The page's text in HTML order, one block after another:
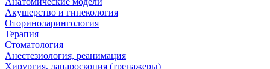
Акушерство и гинекология
Оториноларингология
Терапия
Стоматология
Анестезиология, реанимация
Хирургия, лапароскопия (тренажеры)